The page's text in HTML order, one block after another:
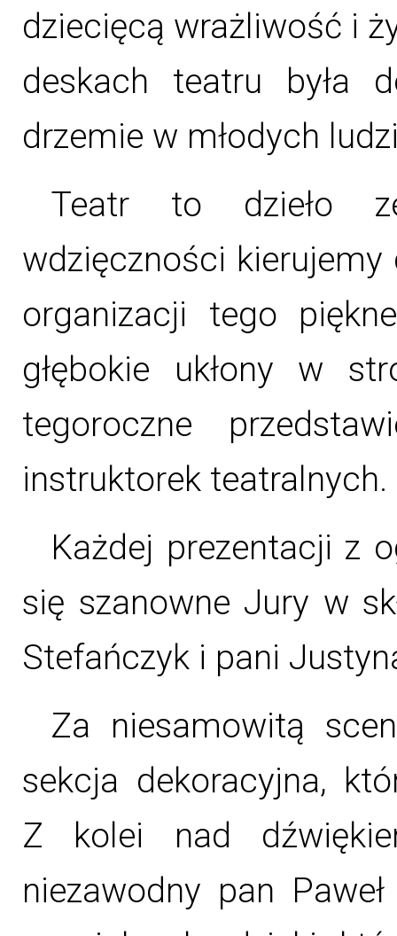
dziecięcą wrażliwość i
deskach teatru była
drzemie w młodych
Teatr to dzieło
wdzięczności kierujemy
organizacji tego
głębokie ukłony w
tegoroczne
instruktorek teatralnych.
Każdej prezentacji z
się szanowne Jury w
Stefańczyk i pani
Za niesamowitą
sekcja dekoracyjna,
Z kolei nad
niezawodny pan